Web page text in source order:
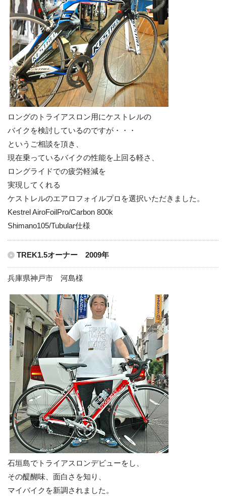
ロングのトライアスロン用にケストレルの
バイクを検討しているのですが・・・
というご相談を頂き、
現在乗っているバイクの性能を上回る軽さ、
ロングライドでの疲労軽減を
実現してくれる
ケストレルのエアロフォイルプロを選択いただきました。
Kestrel AiroFoilPro/Carbon 800k
Shimano105/Tubular仕様
TREK1.5オーナー 2009年
兵庫県神戸市 河島様
石垣島でトライアスロンデビューをし、
その醍醐味、面白さを知り、
マイバイクを新調されました。